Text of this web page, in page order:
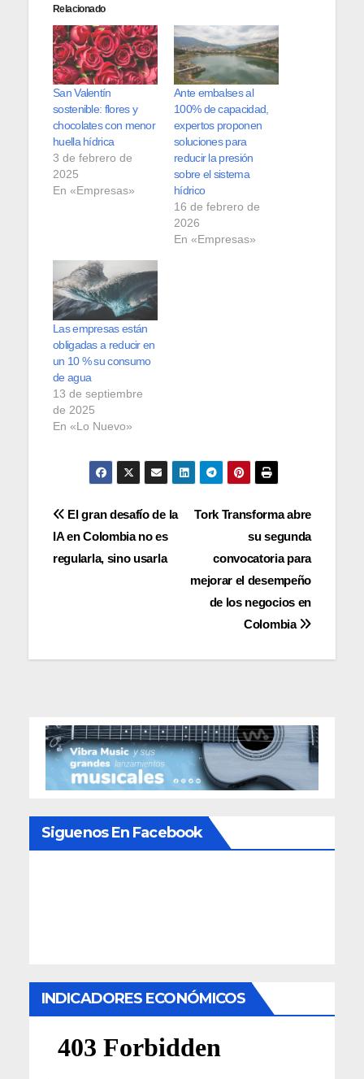
Relacionado
San Valentín
sostenible: flores y
chocolates con menor
huella hídrica
3 de febrero de
2025
En «Empresas»
Ante embalses al
100% de capacidad,
expertos proponen
soluciones para
reducir la presión
sobre el sistema
hídrico
16 de febrero de
2026
En «Empresas»
Las empresas están
obligadas a reducir en
un 10 % su consumo
de agua
13 de septiembre
de 2025
En «Lo Nuevo»
Navegación
de
Tork Transforma abre
su segunda
convocatoria para
mejorar el desempeño
de los negocios en
Colombia
El gran desafío de la
IA en Colombia no es
regularla, sino usarla
Siguenos En Facebook
INDICADORES ECONÓMICOS